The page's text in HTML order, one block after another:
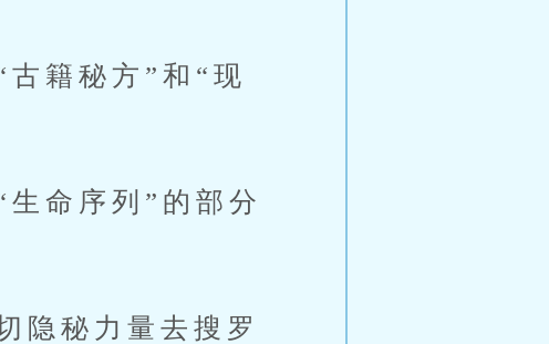
籍秘方”和“现
命序列”的部分
隐秘力量去搜罗